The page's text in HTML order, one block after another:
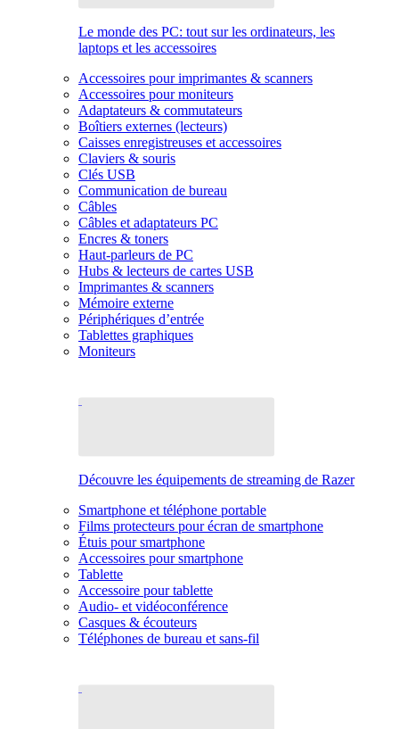
Le monde des PC: tout sur les ordinateurs, les
laptops et les accessoires
Accessoires pour imprimantes & scanners
Accessoires pour moniteurs
Adaptateurs & commutateurs
Boîtiers externes (lecteurs)
Caisses enregistreuses et accessoires
Claviers & souris
Clés USB
Communication de bureau
Câbles
Câbles et adaptateurs PC
Encres & toners
Haut-parleurs de PC
Hubs & lecteurs de cartes USB
Imprimantes & scanners
Mémoire externe
Périphériques d’entrée
Tablettes graphiques
Moniteurs
Découvre les équipements de streaming de Razer
Smartphone et téléphone portable
Films protecteurs pour écran de smartphone
Étuis pour smartphone
Accessoires pour smartphone
Tablette
Accessoire pour tablette
Audio- et vidéoconférence
Casques & écouteurs
Téléphones de bureau et sans-fil